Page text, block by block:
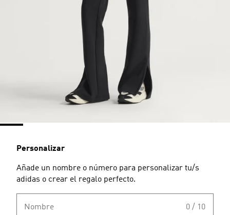
Personalizar
Añade un nombre o número para personalizar tu/s
adidas o crear el regalo perfecto.
Nombre 0 / 10